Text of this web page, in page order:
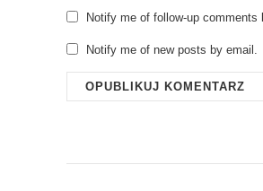
Notify me of follow-up comments
Notify me of new posts by email.